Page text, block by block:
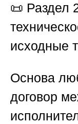
📜 Раздел
исходные
Основа
договор